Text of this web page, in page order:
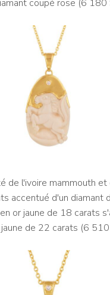
coupé rose (6 180
de l'ivoire mammouth
accentué d'un diamant
or jaune de 18 carats
jaune de 22 carats (6